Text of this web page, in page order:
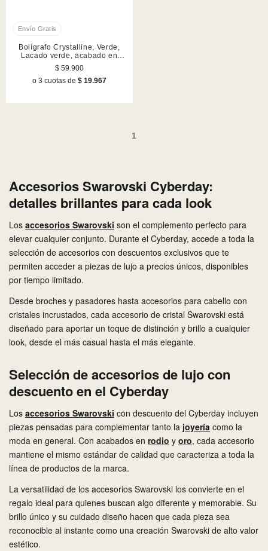
Bolígrafo Crystalline, Verde,
Lacado verde, acabado en
tono cromado
$ 59.900
o 3 cuotas de $ 19.967
1
Accesorios Swarovski Cyberday:
detalles brillantes para cada look
Los accesorios Swarovski son el complemento perfecto para
elevar cualquier conjunto. Durante el Cyberday, accede a toda la
selección de accesorios con descuentos exclusivos que te
permiten acceder a piezas de lujo a precios únicos, disponibles
por tiempo limitado.
Desde broches y pasadores hasta accesorios para cabello con
cristales incrustados, cada accesorio de cristal Swarovski está
diseñado para aportar un toque de distinción y brillo a cualquier
look, desde el más casual hasta el más elegante.
Selección de accesorios de lujo con
descuento en el Cyberday
Los accesorios Swarovski con descuento del Cyberday incluyen
piezas pensadas para complementar tanto la joyería como la
moda en general. Con acabados en rodio y oro, cada accesorio
mantiene el mismo estándar de calidad que caracteriza a toda la
línea de productos de la marca.
La versatilidad de los accesorios Swarovski los convierte en el
regalo ideal para quienes buscan algo diferente y memorable. Su
brillo único y su cuidado diseño hacen que cada pieza sea
reconocible al instante como una creación Swarovski de alto valor
estético.